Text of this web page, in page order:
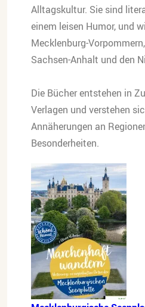
Alltagskultur. Sie sind
einem leisen Humor, und
Mecklenburg-
Sachsen-Anhalt und den
Die Bücher entstehen in
Verlagen und verstehen
Annäherungen an
Besonderheiten.